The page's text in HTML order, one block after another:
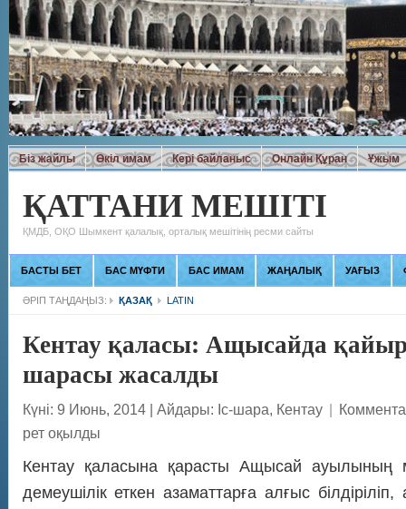
Біз жайлы Өкіл имам Кері байланыс Онлайн Құран Ұжым
ҚАТТАНИ МЕШІТІ
ҚМДБ, ОҚО Шымкент қалалық, орталық мешітінің ресми сайты
БАСТЫ БЕТ БАС МҮФТИ БАС ИМАМ ЖАҢАЛЫҚ УАҒЫЗ
ӘРІП ТАҢДАҢЫЗ: ҚАЗАҚ LATIN
Кентау қаласы: Ащысайда
шарасы жасалды
Күні: 9 Июнь, 2014| Айдары: Іс-шара, Кентау |
рет оқылды
Кентау қаласына қарасты Ащысай ауылының
демеушілік еткен азаматтарға алғыс